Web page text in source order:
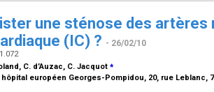
une sténose des artères
(IC) ? - 26/02/10
C. d’Auzac, C. Jacquot ⁎
européen Georges-Pompidou, 20, rue Leblanc,